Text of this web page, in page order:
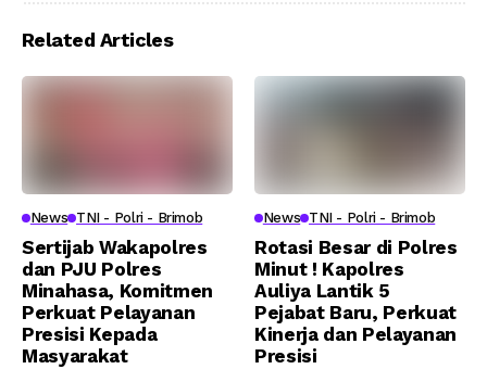
Related Articles
News TNI - Polri - Brimob
Sertijab Wakapolres
dan PJU Polres
Minahasa, Komitmen
Perkuat Pelayanan
Presisi Kepada
Masyarakat
News TNI - Polri - Brimob
Rotasi Besar di Polres
Minut ! Kapolres
Auliya Lantik 5
Pejabat Baru, Perkuat
Kinerja dan Pelayanan
Presisi